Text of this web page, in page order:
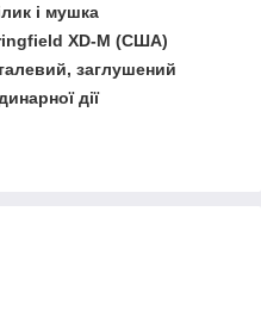
і мушка
XD-M (США)
заглушений
дії